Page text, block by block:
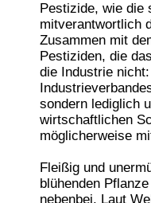
Pestizide, wie die
mitverantwortlich
Zusammen mit
Pestiziden, die
die Industrie
sondern lediglich
wirtschaftlichen
möglicherweise
Fleißig und
blühenden
nebenbei. Laut